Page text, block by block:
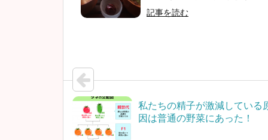
記事を読む
私たちの精子が激減している
因は普通の野菜にあった！